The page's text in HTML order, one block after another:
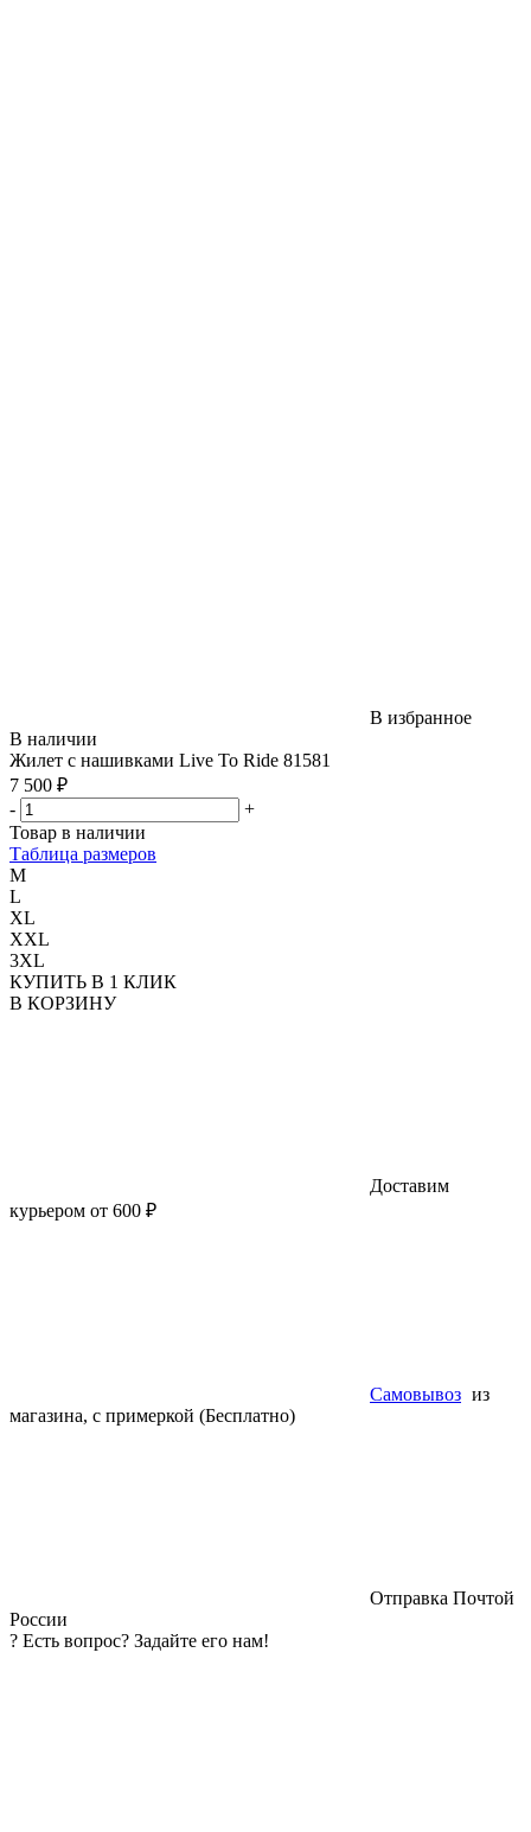
В избранное
В наличии
Жилет с нашивками Live To Ride 81581
7 500 ₽
-
+
Товар в наличии
Таблица размеров
M
L
XL
XXL
3XL
КУПИТЬ В 1 КЛИК
В КОРЗИНУ
Доставим
курьером от 600 ₽
Самовывоз из
магазина, с примеркой (Бесплатно)
Отправка Почтой
России
? Есть вопрос? Задайте его нам!